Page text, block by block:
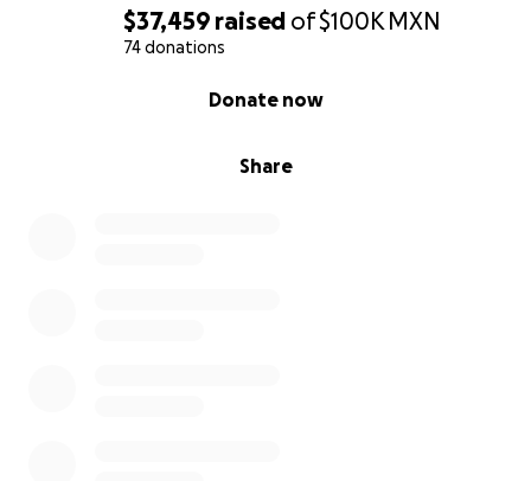
$37,459 raised of$100K MXN
74 donations
Share
Donate now